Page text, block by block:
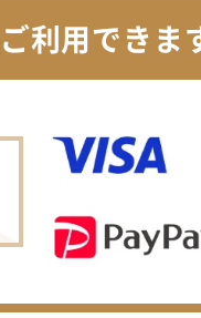
ご利用できま